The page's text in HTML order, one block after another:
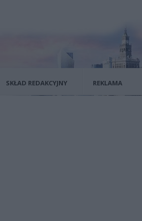
SKŁAD REDAKCYJNY REKLAMA